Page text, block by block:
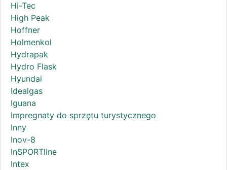
Hi-Tec
High Peak
Hoffner
Holmenkol
Hydrapak
Hydro Flask
Hyundai
Idealgas
Iguana
Impregnaty do sprzętu turystycznego
Inny
Inov-8
InSPORTline
Intex